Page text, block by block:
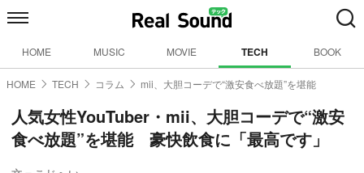
HOME MUSIC MOVIE TECH BOOK
HOME TECH コラム mii、大胆コーデで“激安食べ放題”を堪能
人気女性YouTuber・mii、大胆コーデで“激安
食べ放題”を堪能 豪快飲食に「最高です」